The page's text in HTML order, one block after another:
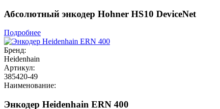
Абсолютный энкодер Hohner HS10 DeviceNet
Подробнее
Бренд:
Heidenhain
Артикул:
385420-49
Наименование:
Энкодер Heidenhain ERN 400